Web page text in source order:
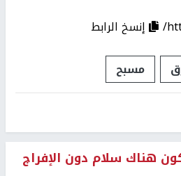
إنسخ الرابط
مسبح
هناك سلام دون الإفراج